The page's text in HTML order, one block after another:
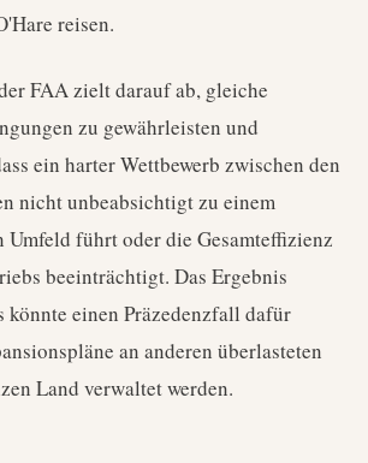
reisen.
FAA zielt darauf ab, gleiche
zu gewährleisten und
ein harter Wettbewerb zwischen den
nicht unbeabsichtigt zu einem
führt oder die Gesamteffizienz
beeinträchtigt. Das Ergebnis
könnte einen Präzedenzfall dafür
an anderen überlasteten
Land verwaltet werden.